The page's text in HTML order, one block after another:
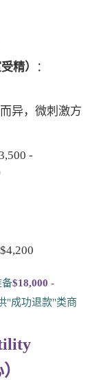
精）
：
异，微刺激方
-
备$18,000 -
"成功退款"类商